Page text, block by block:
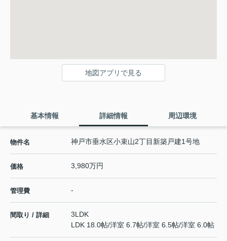
地図アプリで見る
基本情報 詳細情報 周辺環境
物件名 神戸市垂水区小束山2丁目新築戸建1号地
価格 3,980万円
管理費 -
間取り / 詳細
3LDK
LDK 18.0帖/洋室 6.7帖/洋室 6.5帖/洋室 6.0帖